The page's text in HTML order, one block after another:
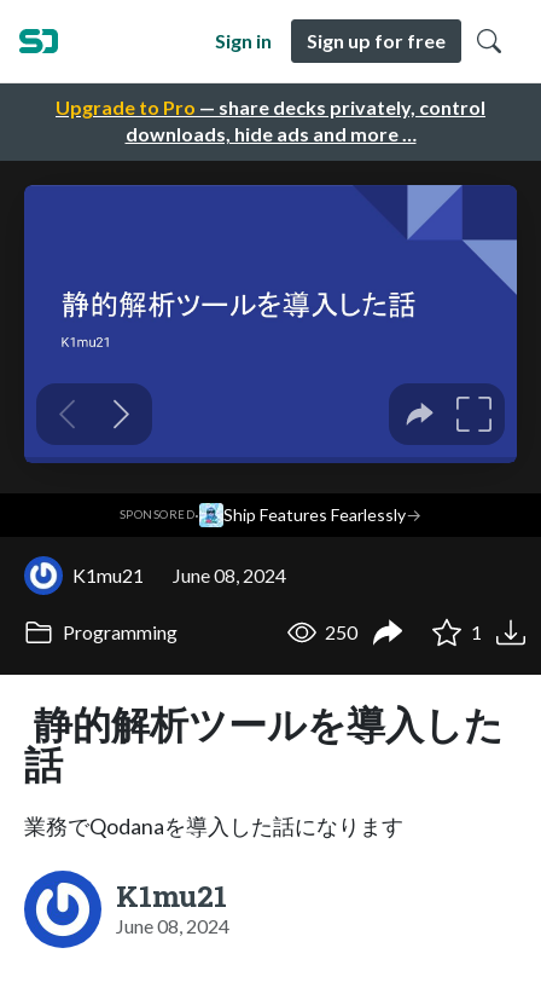
Upgrade to Pro — share decks privately, control
downloads, hide ads and more …
Sign in Sign up for free
SPONSORED· Ship Features Fearlessly→
K1mu21 June 08, 2024
Programming 250 1
静的解析ツールを導入した
話
業務でQodanaを導入した話になります
K1mu21
June 08, 2024